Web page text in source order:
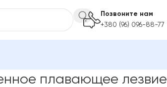
Позвоните нам
+380 (96) 096-88-77
плавающее лезвие